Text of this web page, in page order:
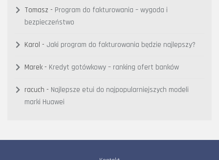
Tomasz - Program do fakturowania – wygoda i
bezpieczeństwo
Karol - Jaki program do fakturowania będzie najlepszy?
Marek - Kredyt gotówkowy – ranking ofert banków
racuch - Najlepsze etui do najpopularniejszych modeli
marki Huawei